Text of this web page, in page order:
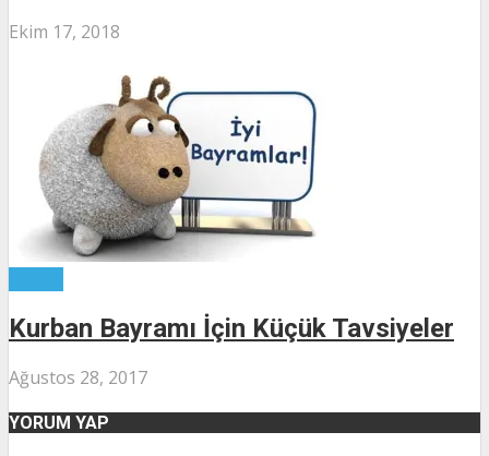
Ekim 17, 2018
Kurban Bayramı İçin Küçük Tavsiyeler
Ağustos 28, 2017
YORUM YAP